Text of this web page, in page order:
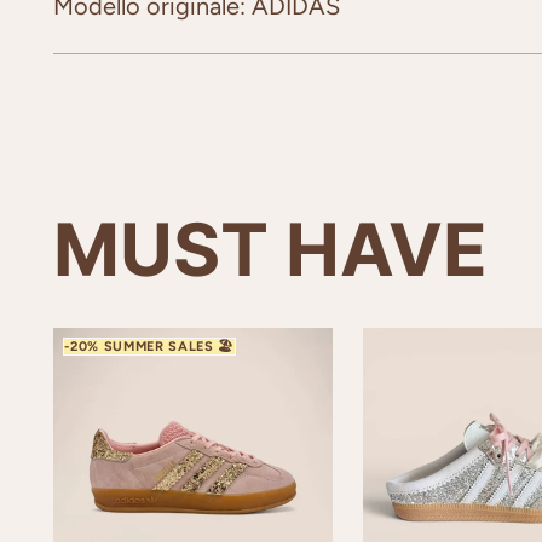
Modello originale: ADIDAS
MUST HAVE